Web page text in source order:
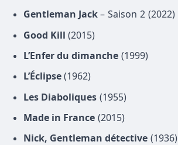
Gentleman Jack – Saison 2 (2022)
Good Kill (2015)
L’Enfer du dimanche (1999)
L’Éclipse (1962)
Les Diaboliques (1955)
Made in France (2015)
Nick, Gentleman détective (1936)